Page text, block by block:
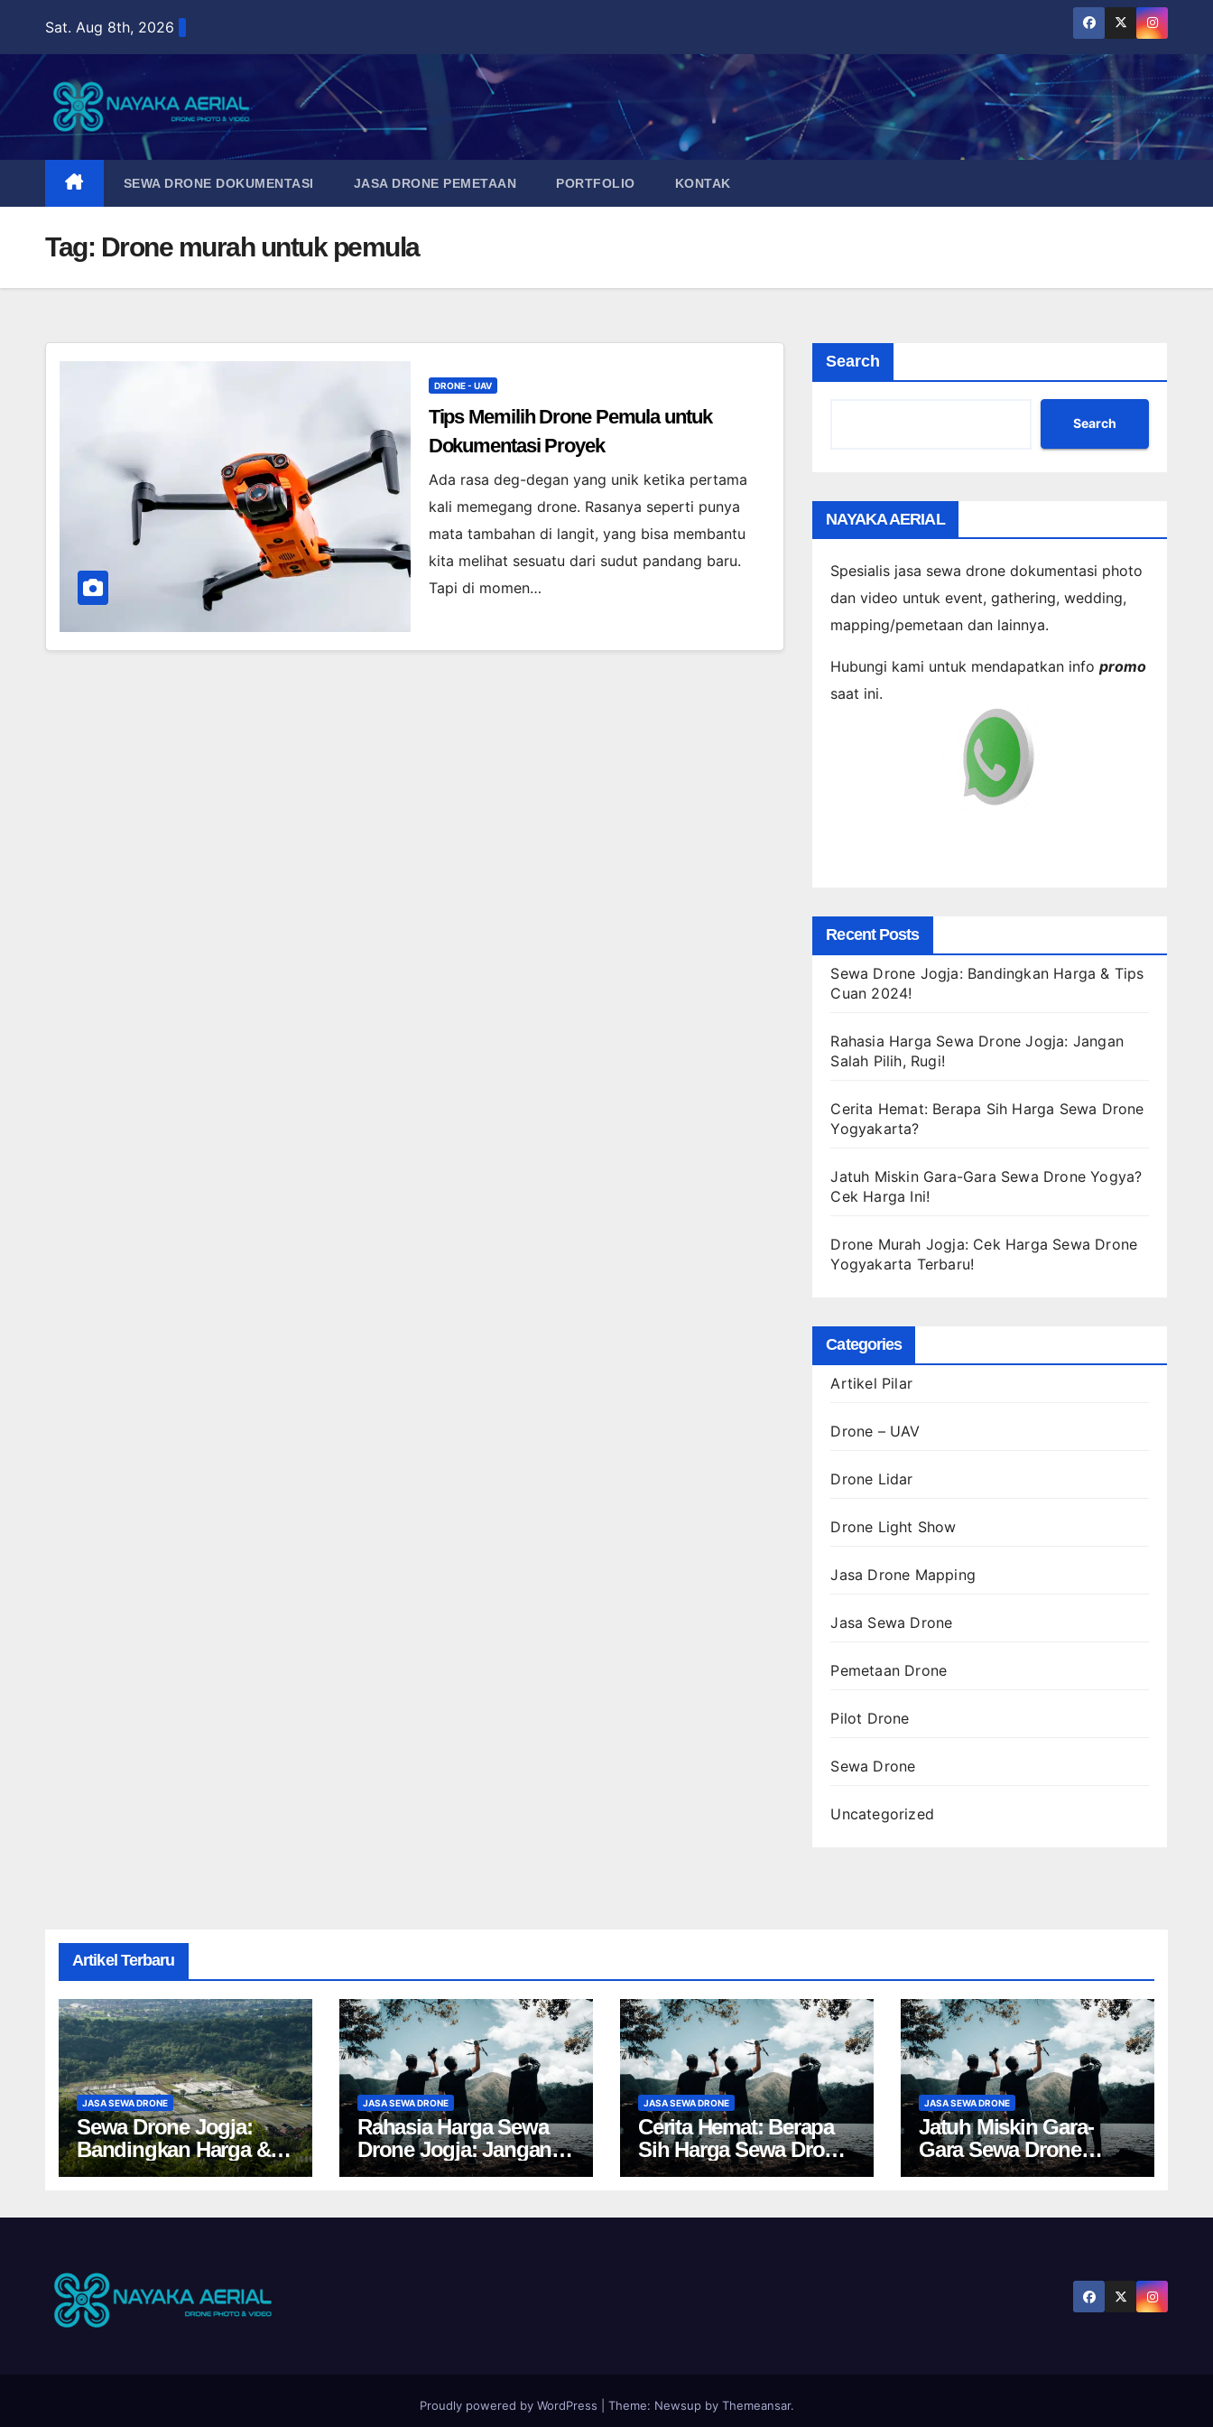
content
Sat. Aug 8th, 2026
SEWA DRONE DOKUMENTASI JASA DRONE PEMETAAN PORTFOLIO KONTAK
Tag: Drone murah untuk pemula
DRONE - UAV
Tips Memilih Drone Pemula untuk
Dokumentasi Proyek
Ada rasa deg-degan yang unik ketika pertama
kali memegang drone. Rasanya seperti punya
mata tambahan di langit, yang bisa membantu
kita melihat sesuatu dari sudut pandang baru.
Tapi di momen…
Search
Search
NAYAKA AERIAL
Spesialis jasa sewa drone dokumentasi photo
dan video untuk event, gathering, wedding,
mapping/pemetaan dan lainnya.
Hubungi kami untuk mendapatkan infopromo
saat ini.
Recent Posts
Sewa Drone Jogja: Bandingkan Harga & Tips
Cuan 2024!
Rahasia Harga Sewa Drone Jogja: Jangan
Salah Pilih, Rugi!
Cerita Hemat: Berapa Sih Harga Sewa Drone
Yogyakarta?
Jatuh Miskin Gara-Gara Sewa Drone Yogya?
Cek Harga Ini!
Drone Murah Jogja: Cek Harga Sewa Drone
Yogyakarta Terbaru!
Categories
Artikel Pilar
Drone – UAV
Drone Lidar
Drone Light Show
Jasa Drone Mapping
Jasa Sewa Drone
Pemetaan Drone
Pilot Drone
Sewa Drone
Uncategorized
Artikel Terbaru
JASA SEWA DRONE
Sewa Drone Jogja:
Bandingkan Harga &
Tips Cuan 2024!
JASA SEWA DRONE
Rahasia Harga Sewa
Drone Jogja: Jangan
Salah Pilih, Rugi!
JASA SEWA DRONE
Cerita Hemat: Berapa
Sih Harga Sewa Drone
Yogyakarta?
JASA SEWA DRONE
Jatuh Miskin Gara-
Gara Sewa Drone
Yogya? Cek Harga Ini!
Proudly powered by WordPress Theme: Newsupby Themeansar.